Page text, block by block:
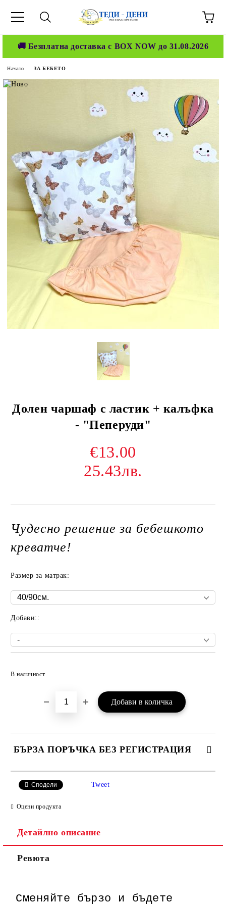
🚚 Безплатна доставка с BOX NOW до 31.08.2026
Начало ЗА БЕБЕТО
Долен чаршаф с ластик + калъфка
- "Пеперуди"
€13.00
25.43лв.
Чудесно решение за бебешкото
креватче!
Размер за матрак:
Добави::
В наличност
БЪРЗА ПОРЪЧКА БЕЗ РЕГИСТРАЦИЯ
Сподели Tweet
Оцени продукта
Детайлно описание
Ревюта
Сменяйте бързо и бъдете